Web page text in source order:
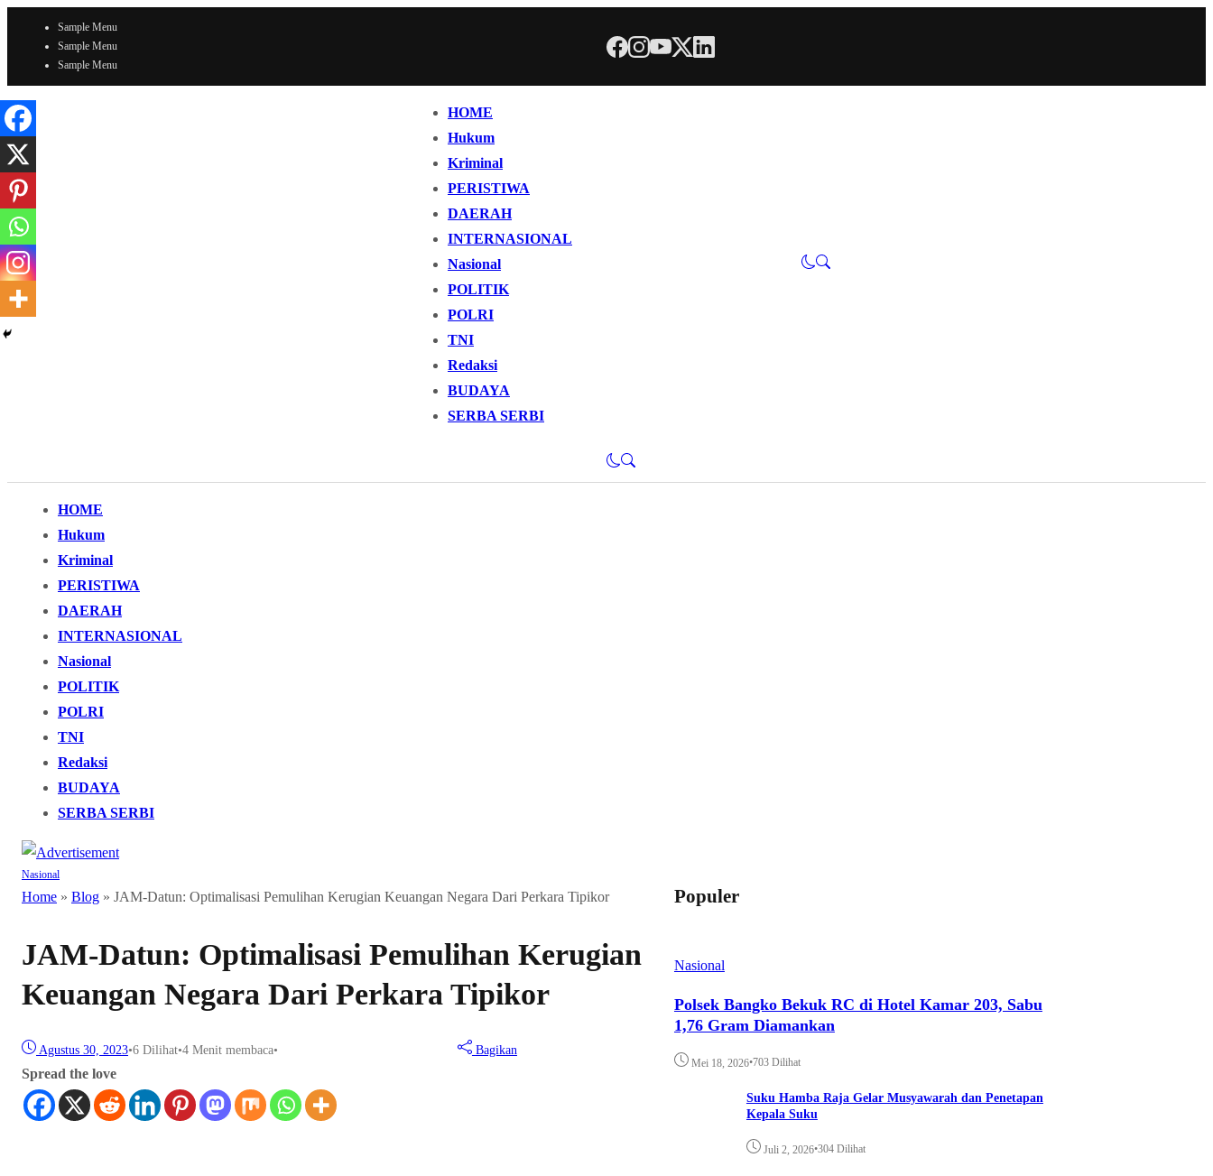
Sample Menu
Sample Menu
Sample Menu
HOME
Hukum
Kriminal
PERISTIWA
DAERAH
INTERNASIONAL
Nasional
POLITIK
POLRI
TNI
Redaksi
BUDAYA
SERBA SERBI
HOME
Hukum
Kriminal
PERISTIWA
DAERAH
INTERNASIONAL
Nasional
POLITIK
POLRI
TNI
Redaksi
BUDAYA
SERBA SERBI
Nasional
Home » Blog » JAM-Datun: Optimalisasi Pemulihan Kerugian Keuangan Negara Dari Perkara Tipikor
JAM-Datun: Optimalisasi Pemulihan Kerugian
Keuangan Negara Dari Perkara Tipikor
Agustus 30, 2023•6 Dilihat•4 Menit membaca• Bagikan
Spread the love
Populer
Nasional
Polsek Bangko Bekuk RC di Hotel Kamar 203, Sabu
1,76 Gram Diamankan
Mei 18, 2026•703 Dilihat
Suku Hamba Raja Gelar Musyawarah dan Penetapan
Kepala Suku
Juli 2, 2026•304 Dilihat